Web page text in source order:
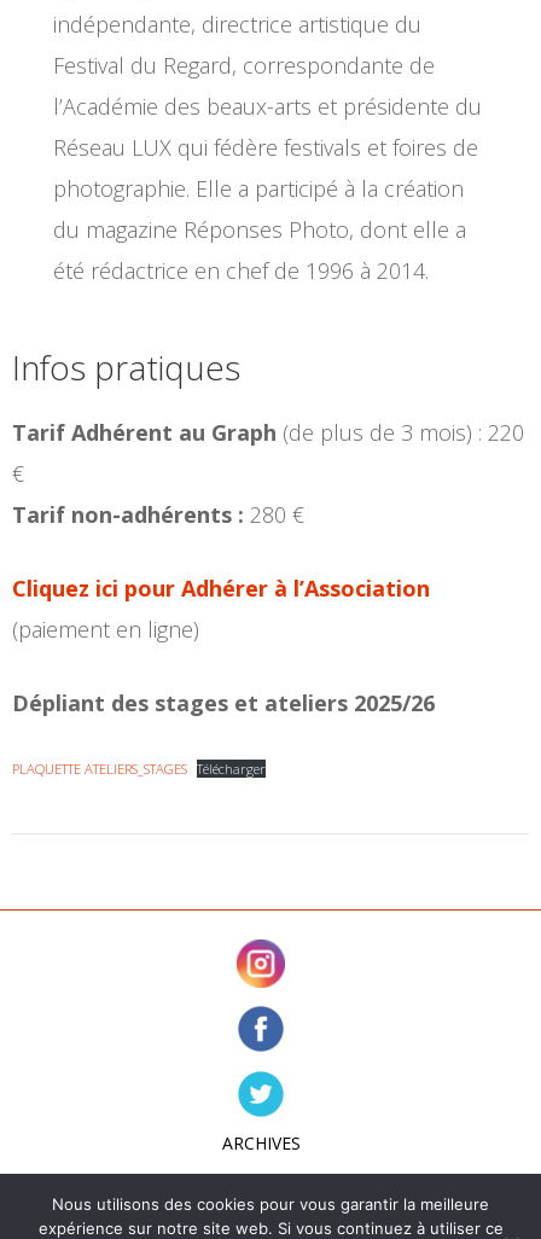
indépendante, directrice artistique du
Festival du Regard, correspondante de
l’Académie des beaux-arts et présidente du
Réseau LUX qui fédère festivals et foires de
photographie. Elle a participé à la création
du magazine Réponses Photo, dont elle a
été rédactrice en chef de 1996 à 2014.
Infos pratiques
Tarif Adhérent au Graph (de plus de 3 mois) : 220
€
Tarif non-adhérents : 280 €
Cliquez ici pour Adhérer à l’Association
(paiement en ligne)
Dépliant des stages et ateliers 2025/26
PLAQUETTE ATELIERS_STAGES Télécharger
ARCHIVES
ADHÉSION
Nous utilisons des cookies pour vous garantir la meilleure
expérience sur notre site web. Si vous continuez à utiliser ce